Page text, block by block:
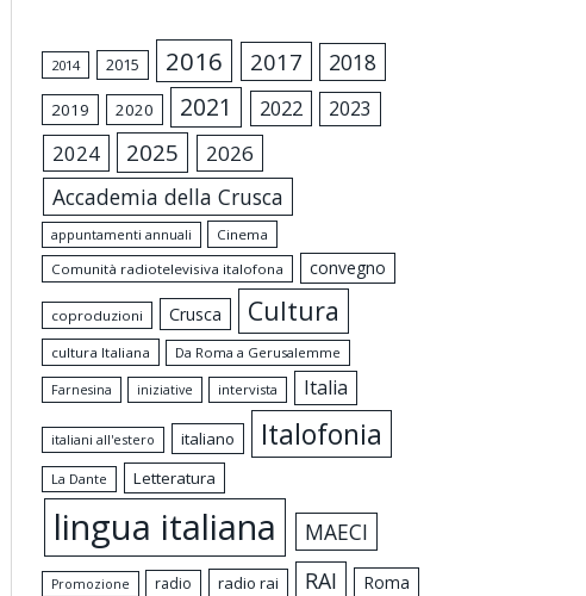
2014 2015 2016 2017 2018
2019 2020 2021 2022 2023
2024 2025 2026
Accademia della Crusca
appuntamenti annuali
Cinema
Comunità radiotelevisiva italofona
convegno
coproduzioni Crusca Cultura
cultura Italiana Da Roma a Gerusalemme
Farnesina iniziative intervista Italia
italiani all'estero italiano Italofonia
La Dante Letteratura
lingua italiana MAECI
Promozione radio radio rai RAI
Roma